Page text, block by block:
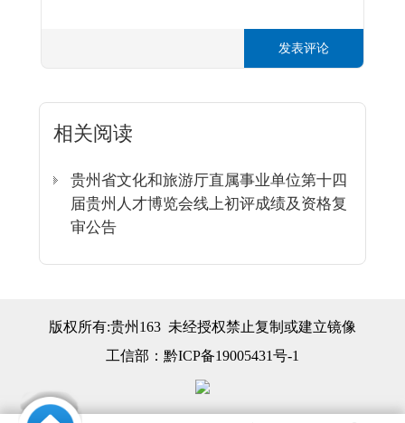
发表评论
相关阅读
贵州省文化和旅游厅直属事业单位第十四
届贵州人才博览会线上初评成绩及资格复
审公告
版权所有:贵州163 未经授权禁止复制或建立镜像
工信部： 黔ICP备19005431号-1